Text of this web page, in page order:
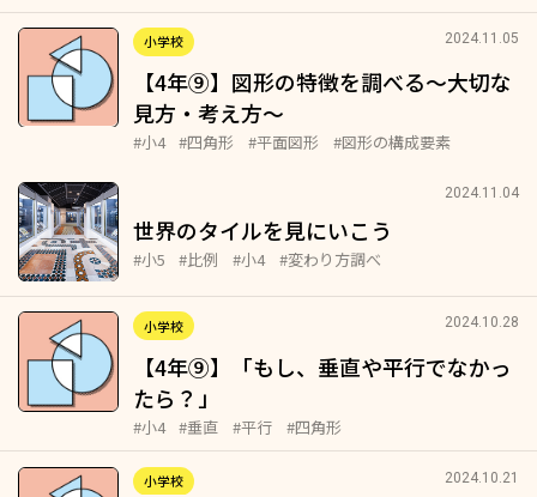
小学校 2024.11.05
【4年⑨】図形の特徴を調べる～大切な
見方・考え方～
#小4 #四角形 #平面図形 #図形の構成要素
2024.11.04
世界のタイルを見にいこう
#小5 #比例 #小4 #変わり方調べ
小学校 2024.10.28
【4年⑨】「もし、垂直や平行でなかっ
たら？」
#小4 #垂直 #平行 #四角形
小学校 2024.10.21